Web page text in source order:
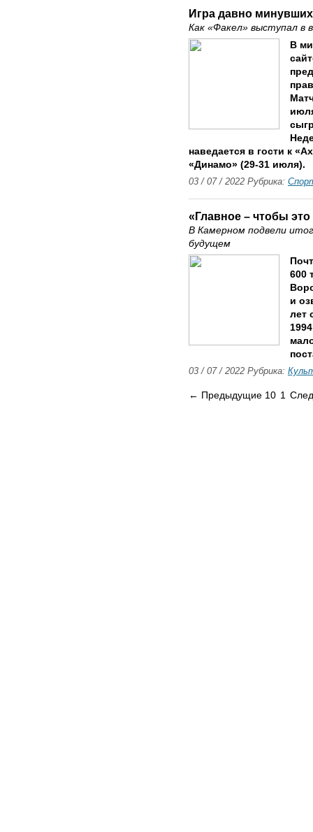
Игра давно
Как «Факел» выступал в
В
наведается в гости к
«Динамо» (29-31 июля).
03 / 07 / 2022 Рубрика:
«Главное – чтобы
В Камерном подвели
будущем
600
и
лет
03 / 07 / 2022 Рубрика:
← Предыдущие 10 1